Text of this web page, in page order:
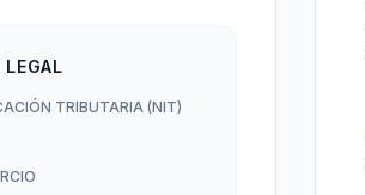
LEGAL
TRIBUTARIA (NIT)